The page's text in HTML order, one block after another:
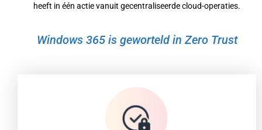
heeft in één actie vanuit gecentraliseerde cloud-operaties.
Windows 365 is geworteld in Zero Trust